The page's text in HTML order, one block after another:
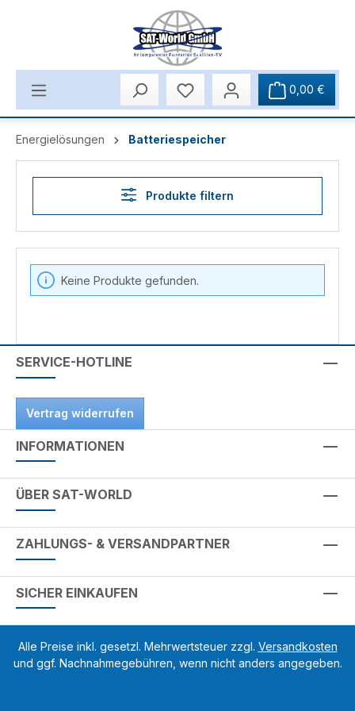
0,00 €
Energielösungen Batteriespeicher
Produkte filtern
Keine Produkte gefunden.
SERVICE-HOTLINE
Vertrag widerrufen
SICHER EINKAUFEN
ZAHLUNGS- & VERSANDPARTNER
INFORMATIONEN
ÜBER SAT-WORLD
Alle Preise inkl. gesetzl. Mehrwertsteuer zzgl. Versandkosten
und ggf. Nachnahmegebühren, wenn nicht anders angegeben.